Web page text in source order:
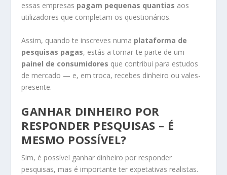
essas empresas pagam pequenas quantias aos
utilizadores que completam os questionários.
Assim, quando te inscreves numa plataforma de
pesquisas pagas, estás a tornar-te parte de um
painel de consumidores que contribui para estudos
de mercado — e, em troca, recebes dinheiro ou vales-
presente.
GANHAR DINHEIRO POR
RESPONDER PESQUISAS – É
MESMO POSSÍVEL?
Sim, é possível ganhar dinheiro por responder
pesquisas, mas é importante ter expetativas realistas.